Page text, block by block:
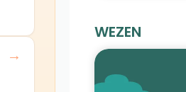
→
WEZEN